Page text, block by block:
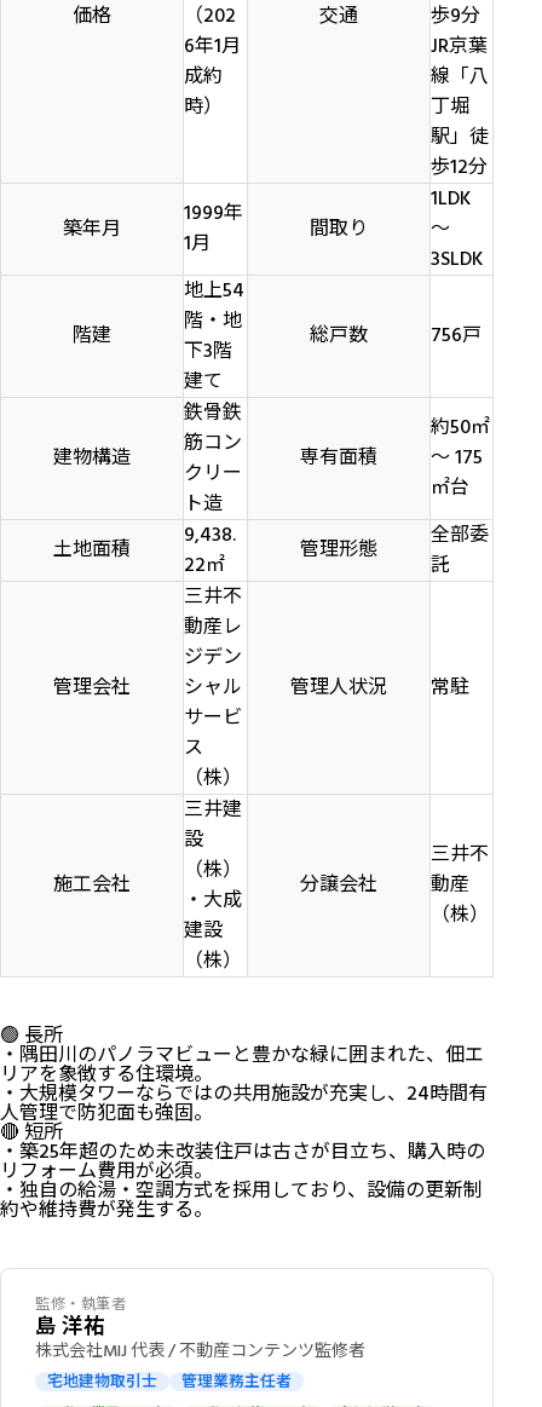
価格
（202
6年1月
成約
時）
交通
歩9分
JR京葉
線「八
丁堀
駅」徒
歩12分
築年月
1999年
1月
間取り
1LDK
〜
3SLDK
階建
地上54
階・地
下3階
建て
総戸数 756戸
建物構造
鉄骨鉄
筋コン
クリー
ト造
専有面積
約50㎡
〜 175
㎡台
土地面積
9,438.
22㎡
管理形態
全部委
託
管理会社
三井不
動産レ
ジデン
シャル
サービ
ス
（株）
管理人状況 常駐
施工会社
三井建
設
（株）
・大成
建設
（株）
分譲会社
三井不
動産
（株）
🟢 長所
・隅田川のパノラマビューと豊かな緑に囲まれた、佃エ
リアを象徴する住環境。
・大規模タワーならではの共用施設が充実し、24時間有
人管理で防犯面も強固。
🔴 短所
・築25年超のため未改装住戸は古さが目立ち、購入時の
リフォーム費用が必須。
・独自の給湯・空調方式を採用しており、設備の更新制
約や維持費が発生する。
監修・執筆者
島 洋祐
株式会社MIJ 代表 / 不動産コンテンツ監修者
宅地建物取引士 管理業務主任者